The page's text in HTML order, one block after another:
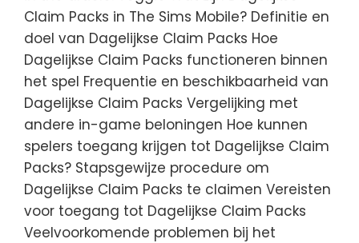
Claim Packs in The Sims Mobile? Definitie en
doel van Dagelijkse Claim Packs Hoe
Dagelijkse Claim Packs functioneren binnen
het spel Frequentie en beschikbaarheid van
Dagelijkse Claim Packs Vergelijking met
andere in-game beloningen Hoe kunnen
spelers toegang krijgen tot Dagelijkse Claim
Packs? Stapsgewijze procedure om
Dagelijkse Claim Packs te claimen Vereisten
voor toegang tot Dagelijkse Claim Packs
Veelvoorkomende problemen bij het